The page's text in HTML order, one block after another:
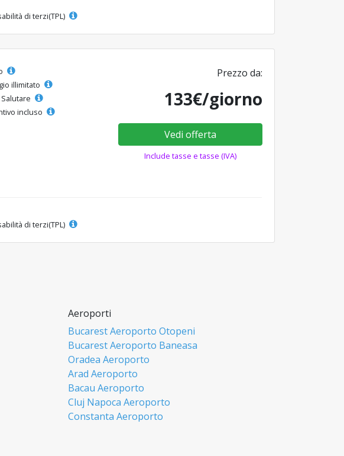
di terzi(TPL)
illimitato
incluso
Prezzo da:
133€/giorno
Vedi offerta
Include tasse e tasse (IVA)
di terzi(TPL)
Aeroporti
Bucarest Aeroporto Otopeni
Bucarest Aeroporto Baneasa
Oradea Aeroporto
Arad Aeroporto
Bacau Aeroporto
Cluj Napoca Aeroporto
Constanta Aeroporto